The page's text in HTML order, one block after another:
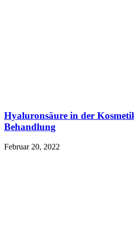
Hyaluronsäure in der
Behandlung
Februar 20, 2022